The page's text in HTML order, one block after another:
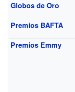
Globos de Oro
Premios BAFTA
Premios Emmy